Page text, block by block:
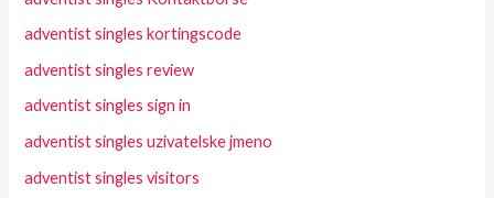
adventist singles kortingscode
adventist singles review
adventist singles sign in
adventist singles uzivatelske jmeno
adventist singles visitors